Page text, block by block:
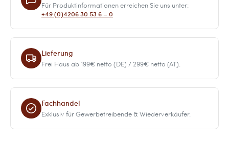
Für Produktinformationen erreichen Sie uns unter:
+49 (0)4206 30 53 6 – 0
Lieferung
Frei Haus ab 199€ netto (DE) / 299€ netto (AT).
Fachhandel
Exklusiv für Gewerbetreibende & Wiederverkäufer.